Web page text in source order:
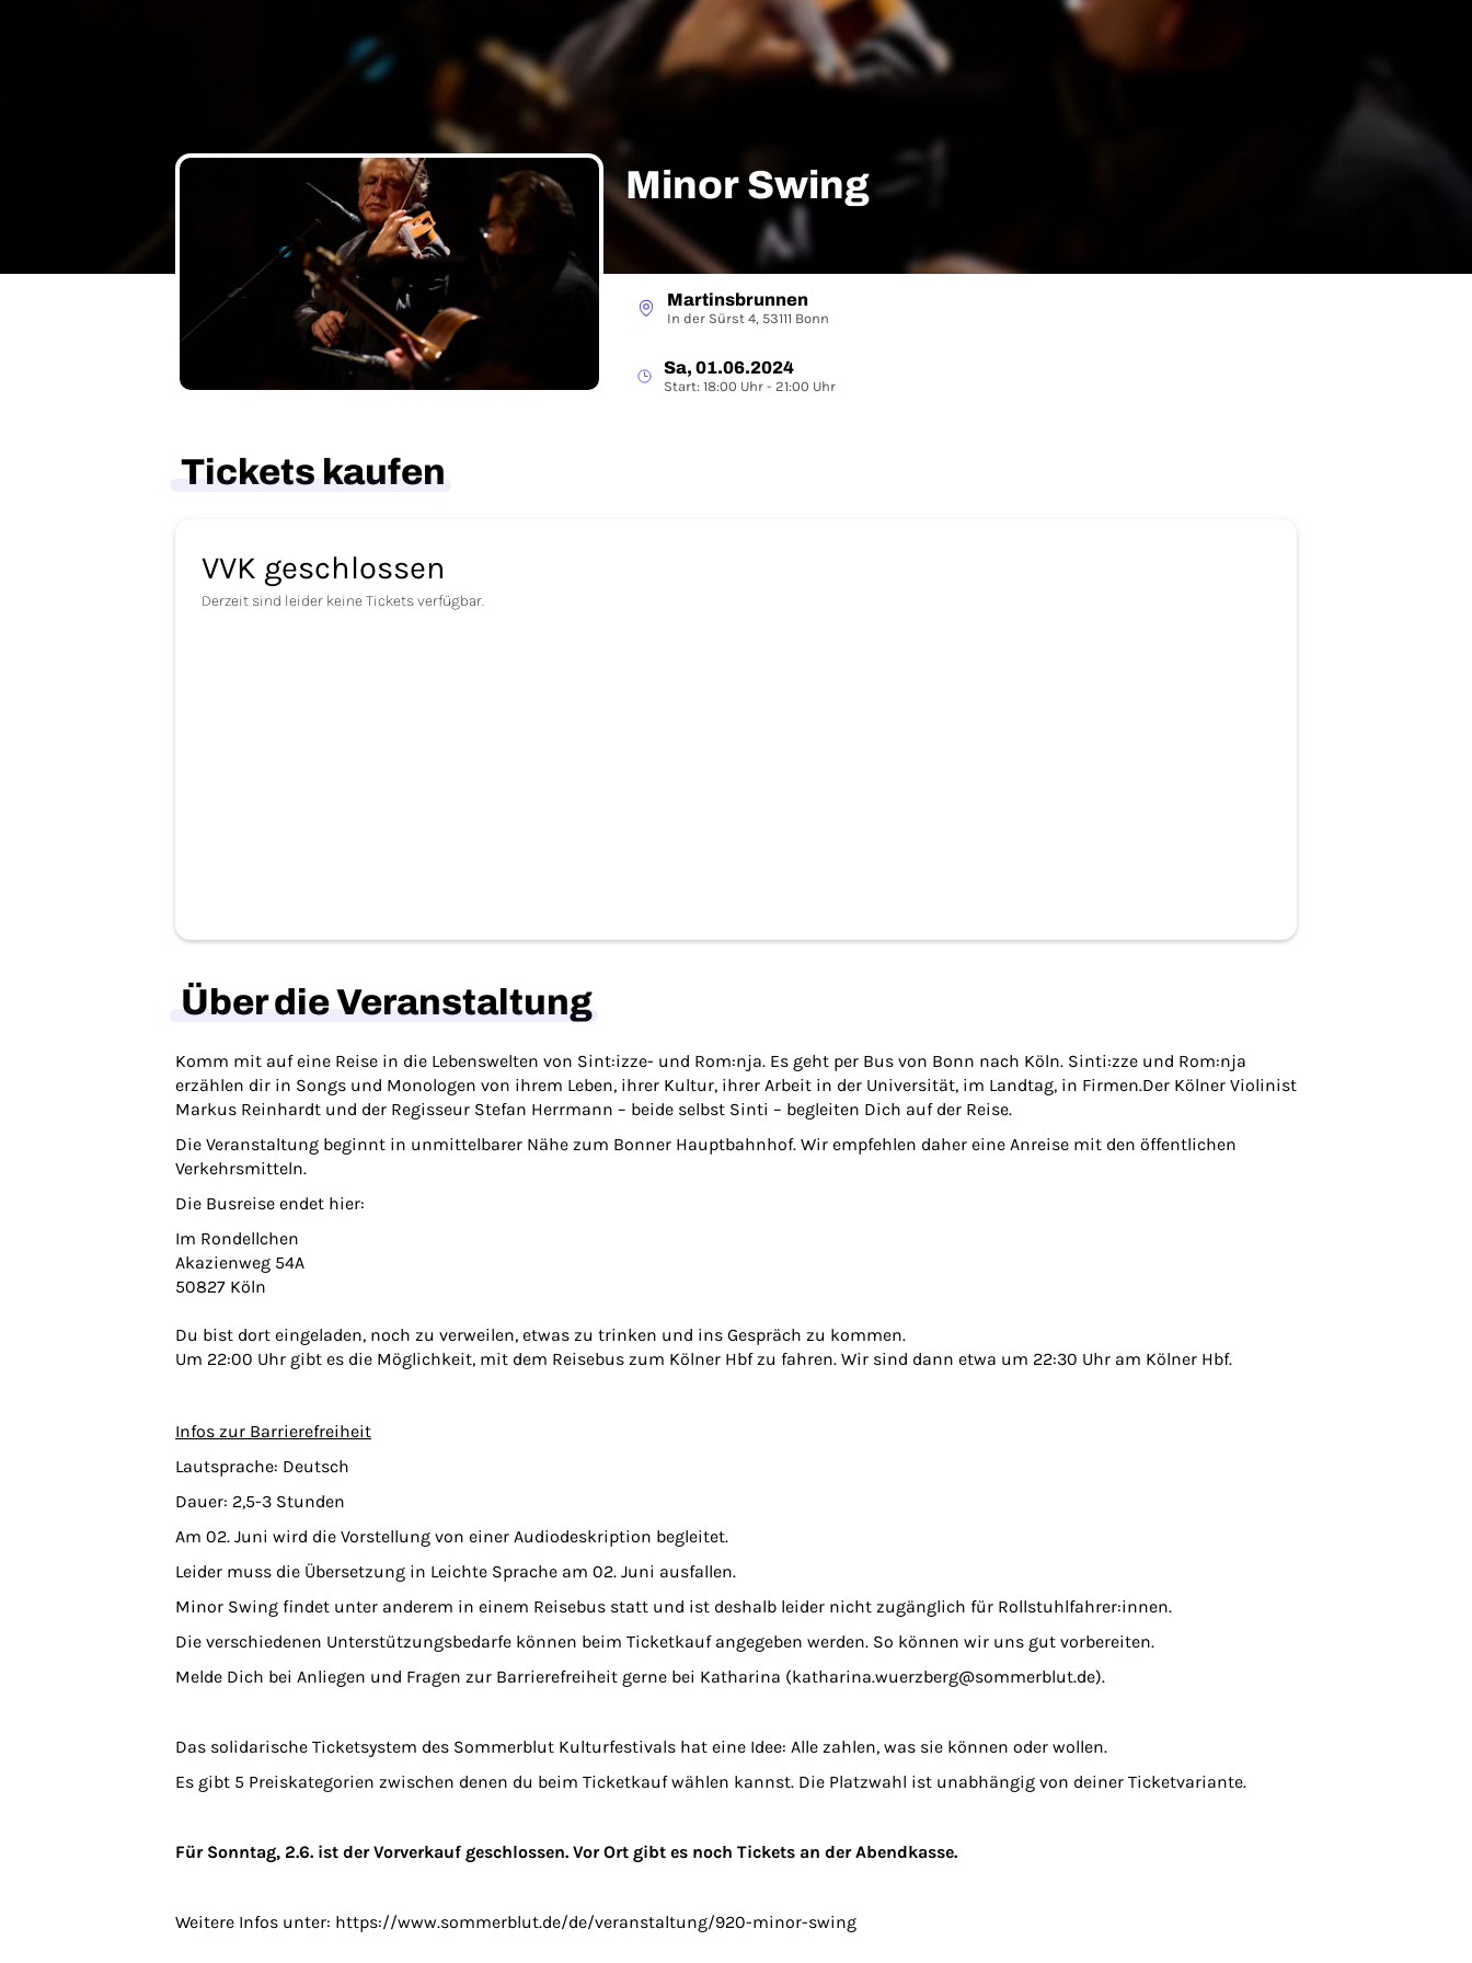
Minor Swing
Martinsbrunnen
In der Sürst 4, 53111 Bonn
Sa, 01.06.2024
Start: 18:00 Uhr - 21:00 Uhr
Tickets kaufen
VVK geschlossen
Derzeit sind leider keine Tickets verfügbar.
Über die Veranstaltung
Komm mit auf eine Reise in die Lebenswelten von Sint:izze- und Rom:nja. Es geht per Bus von Bonn nach Köln. Sinti:zze und Rom:nja
erzählen dir in Songs und Monologen von ihrem Leben, ihrer Kultur, ihrer Arbeit in der Universität, im Landtag, in Firmen.Der Kölner Violinist
Markus Reinhardt und der Regisseur Stefan Herrmann – beide selbst Sinti – begleiten Dich auf der Reise.
Die Veranstaltung beginnt in unmittelbarer Nähe zum Bonner Hauptbahnhof. Wir empfehlen daher eine Anreise mit den öffentlichen
Verkehrsmitteln.
Die Busreise endet hier:
Im Rondellchen
Akazienweg 54A
50827 Köln
Du bist dort eingeladen, noch zu verweilen, etwas zu trinken und ins Gespräch zu kommen.
Um 22:00 Uhr gibt es die Möglichkeit, mit dem Reisebus zum Kölner Hbf zu fahren. Wir sind dann etwa um 22:30 Uhr am Kölner Hbf.
Infos zur Barrierefreiheit
Lautsprache: Deutsch
Dauer: 2,5-3 Stunden
Am 02. Juni wird die Vorstellung von einer Audiodeskription begleitet.
Leider muss die Übersetzung in Leichte Sprache am 02. Juni ausfallen.
Minor Swing findet unter anderem in einem Reisebus statt und ist deshalb leider nicht zugänglich für Rollstuhlfahrer:innen.
Die verschiedenen Unterstützungsbedarfe können beim Ticketkauf angegeben werden. So können wir uns gut vorbereiten.
Melde Dich bei Anliegen und Fragen zur Barrierefreiheit gerne bei Katharina (katharina.wuerzberg@sommerblut.de).
Das solidarische Ticketsystem des Sommerblut Kulturfestivals hat eine Idee: Alle zahlen, was sie können oder wollen.
Es gibt 5 Preiskategorien zwischen denen du beim Ticketkauf wählen kannst. Die Platzwahl ist unabhängig von deiner Ticketvariante.
Für Sonntag, 2.6. ist der Vorverkauf geschlossen. Vor Ort gibt es noch Tickets an der Abendkasse.
Weitere Infos unter: https://www.sommerblut.de/de/veranstaltung/920-minor-swing